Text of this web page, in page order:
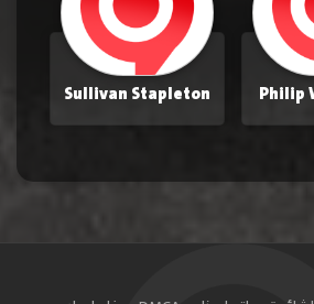
Philip
Sullivan Stapleton